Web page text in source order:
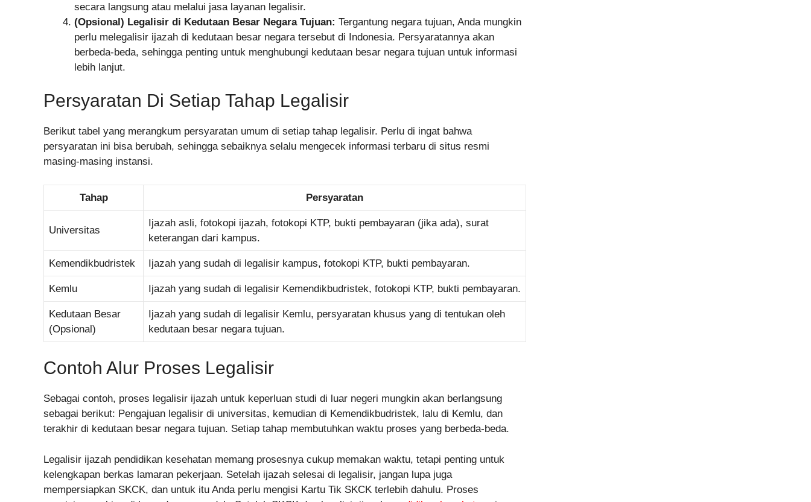
secara langsung atau melalui jasa layanan legalisir.
(Opsional) Legalisir di Kedutaan Besar Negara Tujuan: Tergantung negara tujuan, Anda mungkin
perlu melegalisir ijazah di kedutaan besar negara tersebut di Indonesia. Persyaratannya akan
berbeda-beda, sehingga penting untuk menghubungi kedutaan besar negara tujuan untuk informasi
lebih lanjut.
Persyaratan Di Setiap Tahap Legalisir
Berikut tabel yang merangkum persyaratan umum di setiap tahap legalisir. Perlu di ingat bahwa
persyaratan ini bisa berubah, sehingga sebaiknya selalu mengecek informasi terbaru di situs resmi
masing-masing instansi.
Tahap Persyaratan
Universitas
Ijazah asli, fotokopi ijazah, fotokopi KTP, bukti pembayaran (jika ada), surat
keterangan dari kampus.
Kemendikbudristek Ijazah yang sudah di legalisir kampus, fotokopi KTP, bukti pembayaran.
Kemlu Ijazah yang sudah di legalisir Kemendikbudristek, fotokopi KTP, bukti pembayaran.
Kedutaan Besar
(Opsional)
Ijazah yang sudah di legalisir Kemlu, persyaratan khusus yang di tentukan oleh
kedutaan besar negara tujuan.
Contoh Alur Proses Legalisir
Sebagai contoh, proses legalisir ijazah untuk keperluan studi di luar negeri mungkin akan berlangsung
sebagai berikut: Pengajuan legalisir di universitas, kemudian di Kemendikbudristek, lalu di Kemlu, dan
terakhir di kedutaan besar negara tujuan. Setiap tahap membutuhkan waktu proses yang berbeda-beda.
Legalisir ijazah pendidikan kesehatan memang prosesnya cukup memakan waktu, tetapi penting untuk
kelengkapan berkas lamaran pekerjaan. Setelah ijazah selesai di legalisir, jangan lupa juga
mempersiapkan SKCK, dan untuk itu Anda perlu mengisi Kartu Tik SKCK terlebih dahulu. Proses